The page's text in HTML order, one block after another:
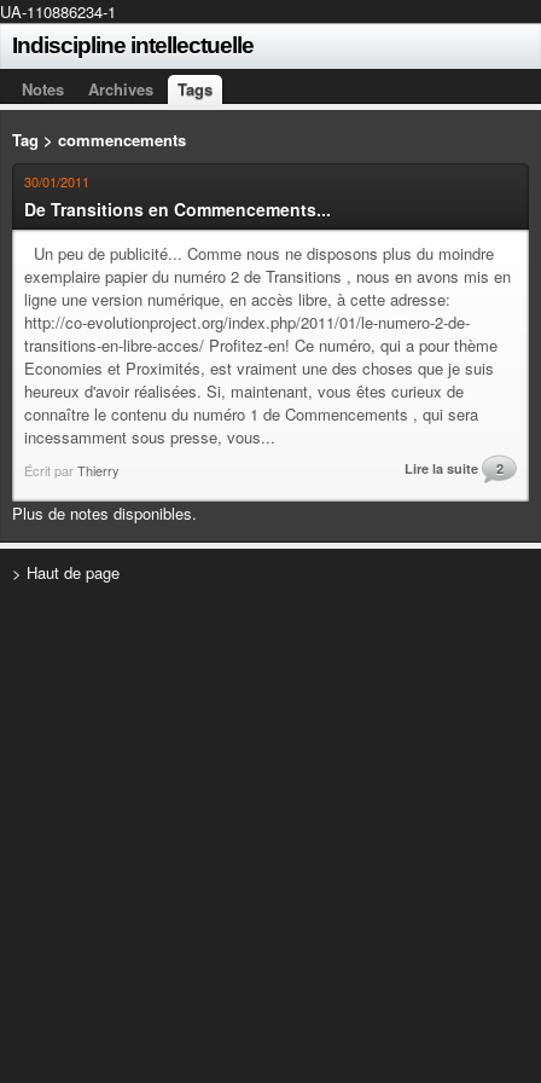
UA-110886234-1
Indiscipline intellectuelle
Notes Archives Tags
Tag > commencements
30/01/2011
De Transitions en Commencements...
Un peu de publicité... Comme nous ne disposons plus du moindre
exemplaire papier du numéro 2 de Transitions , nous en avons mis en
ligne une version numérique, en accès libre, à cette adresse:
http://co-evolutionproject.org/index.php/2011/01/le-numero-2-de-
transitions-en-libre-acces/ Profitez-en! Ce numéro, qui a pour thème
Economies et Proximités, est vraiment une des choses que je suis
heureux d'avoir réalisées. Si, maintenant, vous êtes curieux de
connaître le contenu du numéro 1 de Commencements , qui sera
incessamment sous presse, vous...
Écrit parThierry Lire la suite 2
Plus de notes disponibles.
> Haut de page